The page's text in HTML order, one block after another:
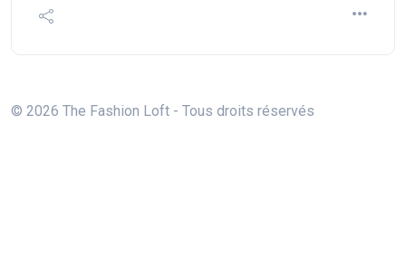
© 2026 The Fashion Loft - Tous droits réservés